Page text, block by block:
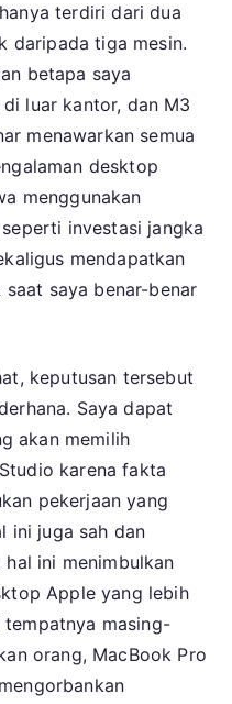
terdiri dari dua
daripada tiga mesin.
betapa saya
luar kantor, dan M3
menawarkan semua
desktop
menggunakan
investasi jangka
mendapatkan
saya benar-benar
keputusan tersebut
Saya dapat
akan memilih
karena fakta
pekerjaan yang
ini juga sah dan
ini menimbulkan
Apple yang lebih
tempatnya masing-
orang, MacBook Pro